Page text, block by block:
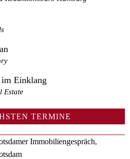
Einklang
Estate
TERMINE
Immobiliengespräch,